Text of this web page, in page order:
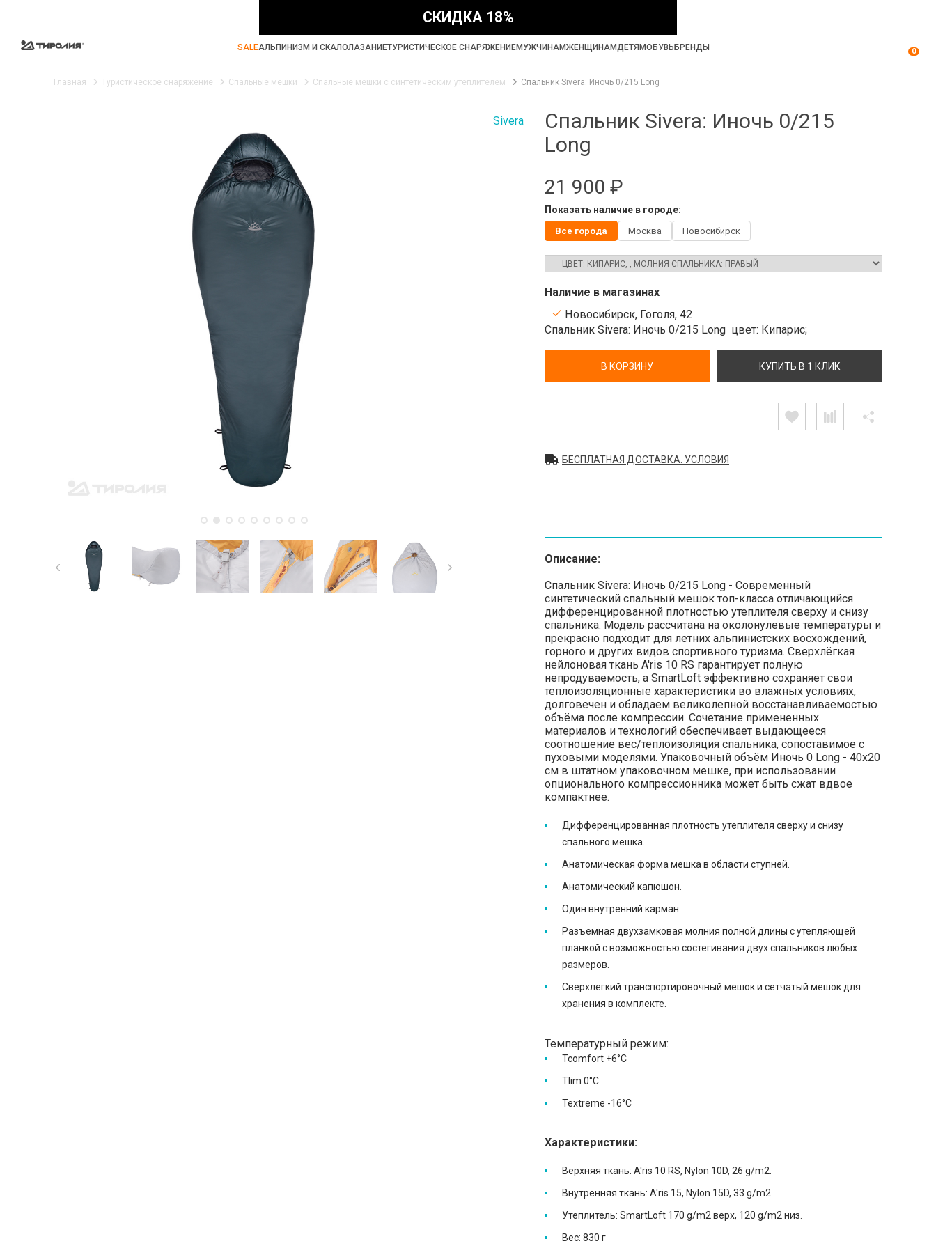
СКИДКА 18%
SALEАЛЬПИНИЗМ И СКАЛОЛАЗАНИЕТУРИСТИЧЕСКОЕ СНАРЯЖЕНИЕМУЖЧИНАМЖЕНЩИНАМДЕТЯМОБУВЬ БРЕНДЫ 0
Главная Туристическое снаряжение Спальные мешки Спальные мешки с синтетическим утеплителем Спальник Sivera: Иночь 0/215 Long
Sivera
Спальник Sivera: Иночь 0/215
Long
21 900 ₽
Показать наличие в городе:
Все города Москва Новосибирск
Наличие в магазинах
Новосибирск, Гоголя, 42
Спальник Sivera: Иночь 0/215 Long цвет: Кипарис;
В КОРЗИНУ КУПИТЬ В 1 КЛИК
БЕСПЛАТНАЯ ДОСТАВКА. УСЛОВИЯ
Описание:
Спальник Sivera: Иночь 0/215 Long - Современный
синтетический спальный мешок топ-класса отличающийся
дифференцированной плотностью утеплителя сверху и снизу
спальника. Модель рассчитана на околонулевые температуры и
прекрасно подходит для летних альпинистских восхождений,
горного и других видов спортивного туризма. Сверхлёгкая
нейлоновая ткань A'ris 10 RS гарантирует полную
непродуваемость, а SmartLoft эффективно сохраняет свои
теплоизоляционные характеристики во влажных условиях,
долговечен и обладаем великолепной восстанавливаемостью
объёма после компрессии. Сочетание примененных
материалов и технологий обеспечивает выдающееся
соотношение вес/теплоизоляция спальника, сопоставимое с
пуховыми моделями. Упаковочный объём Иночь 0 Long - 40x20
см в штатном упаковочном мешке, при использовании
опционального компрессионника может быть сжат вдвое
компактнее.
Дифференцированная плотность утеплителя сверху и снизу
спального мешка.
Анатомическая форма мешка в области ступней.
Анатомический капюшон.
Один внутренний карман.
Разъемная двухзамковая молния полной длины с утепляющей
планкой с возможностью состёгивания двух спальников любых
размеров.
Сверхлегкий транспортировочный мешок и сетчатый мешок для
хранения в комплекте.
Температурный режим:
Tcomfort +6°С
Tlim 0°С
Textreme -16°С
Характеристики:
Верхняя ткань: A'ris 10 RS, Nylon 10D, 26 g/m2.
Внутренняя ткань: A'ris 15, Nylon 15D, 33 g/m2.
Утеплитель: SmartLoft 170 g/m2 верх, 120 g/m2 низ.
Вес: 830 г